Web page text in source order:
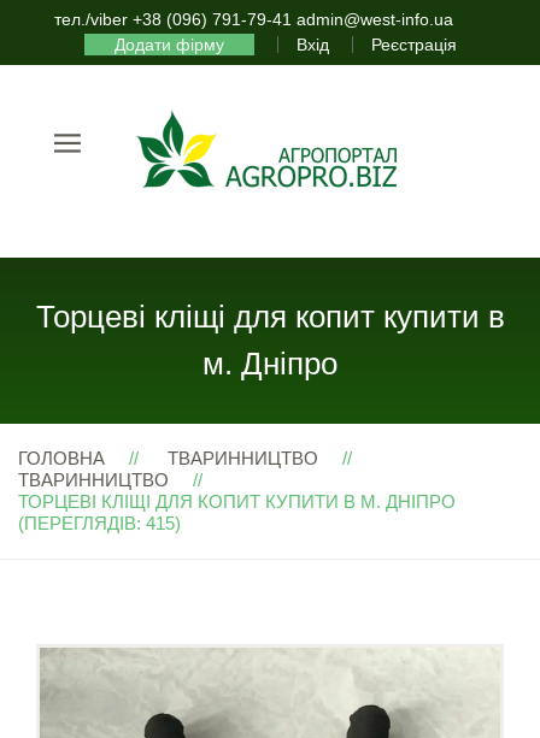
тел./viber +38 (096) 791-79-41 admin@west-info.ua
Додати фірму
Вхід Реєстрація
Торцеві кліщі для копит купити в
м. Дніпро
ГОЛОВНА
ТВАРИННИЦТВО
ТВАРИННИЦТВО
ТОРЦЕВІ КЛІЩІ ДЛЯ КОПИТ КУПИТИ В М. ДНІПРО
(ПЕРЕГЛЯДІВ: 415)